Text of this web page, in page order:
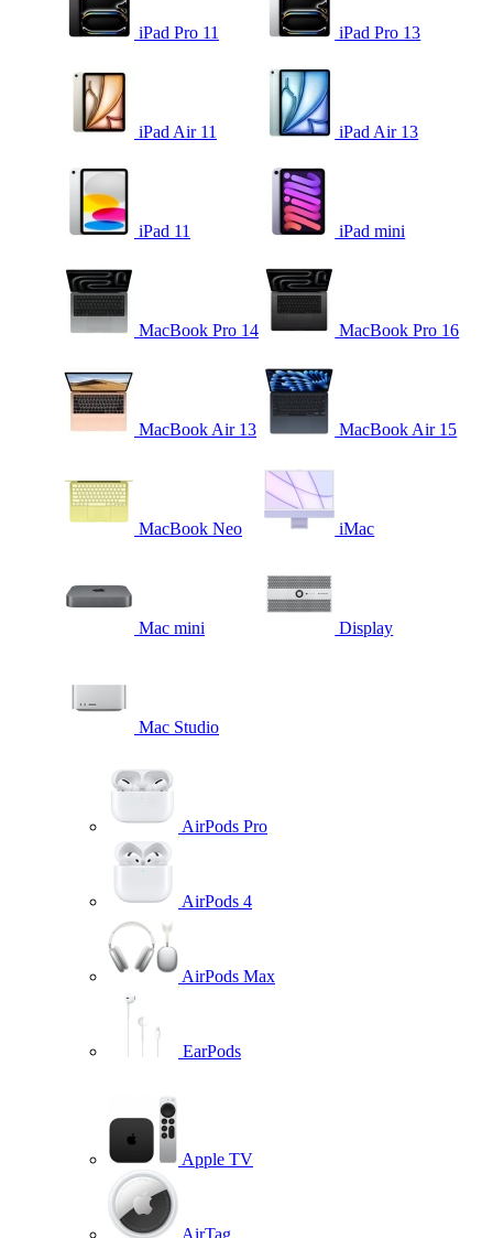
iPad Pro 11 iPad Pro 13
iPad Air 11 iPad Air 13
iPad 11 iPad mini
MacBook Pro 14 MacBook Pro 16
MacBook Air 13 MacBook Air 15
MacBook Neo iMac
Mac mini Display
Mac Studio
AirPods Pro
AirPods 4
AirPods Max
EarPods
Apple TV